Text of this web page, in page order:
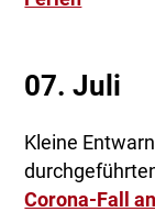
07. Juli
Kleine
Corona-Fall